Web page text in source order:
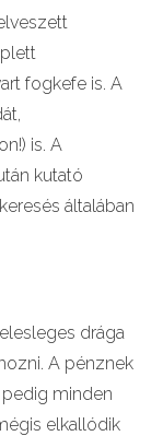
fogkefe is. A
is. A
kutató
általában
drága
A pénznek
minden
elkallódik